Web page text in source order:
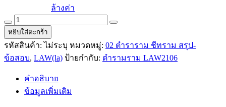
ล้างค่า
ตำรา
เรียน
ราม
LAW2106
กฏ
หมาย
หยิบใส่ตะกร้า
รหัสสินค้า:ไม่ระบุ หมวดหมู่: 02 ตำราราม ชีทราม สรุป-
ข้อสอบ, LAW(la) ป้ายกำกับ: ตำรามราม LAW2106
คำอธิบาย
ข้อมูลเพิ่มเติม